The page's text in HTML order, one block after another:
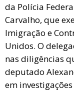
da Polícia
Carvalho, que
Imigração e
Unidos. O
nas diligências
deputado
em